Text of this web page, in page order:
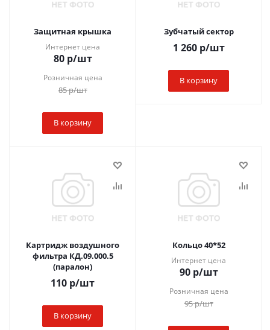
Защитная крышка
Интернет цена
80р/шт
Розничная цена
85р/шт
В корзину
Зубчатый сектор
1 260р/шт
В корзину
Картридж воздушного
фильтра КД.09.000.5
(паралон)
110 р/шт
В корзину
Кольцо 40*52
Интернет цена
90р/шт
Розничная цена
95р/шт